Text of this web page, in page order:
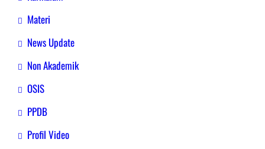
Materi
News Update
Non Akademik
OSIS
PPDB
Profil Video